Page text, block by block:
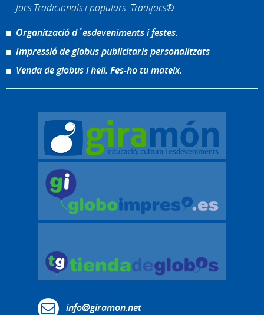
Jocs Tradicionals i populars. Tradijocs®
Organització d´esdeveniments i festes.
Impressió de globus publicitaris personalitzats
Venda de globus i heli. Fes-ho tu mateix.
info@giramon.net